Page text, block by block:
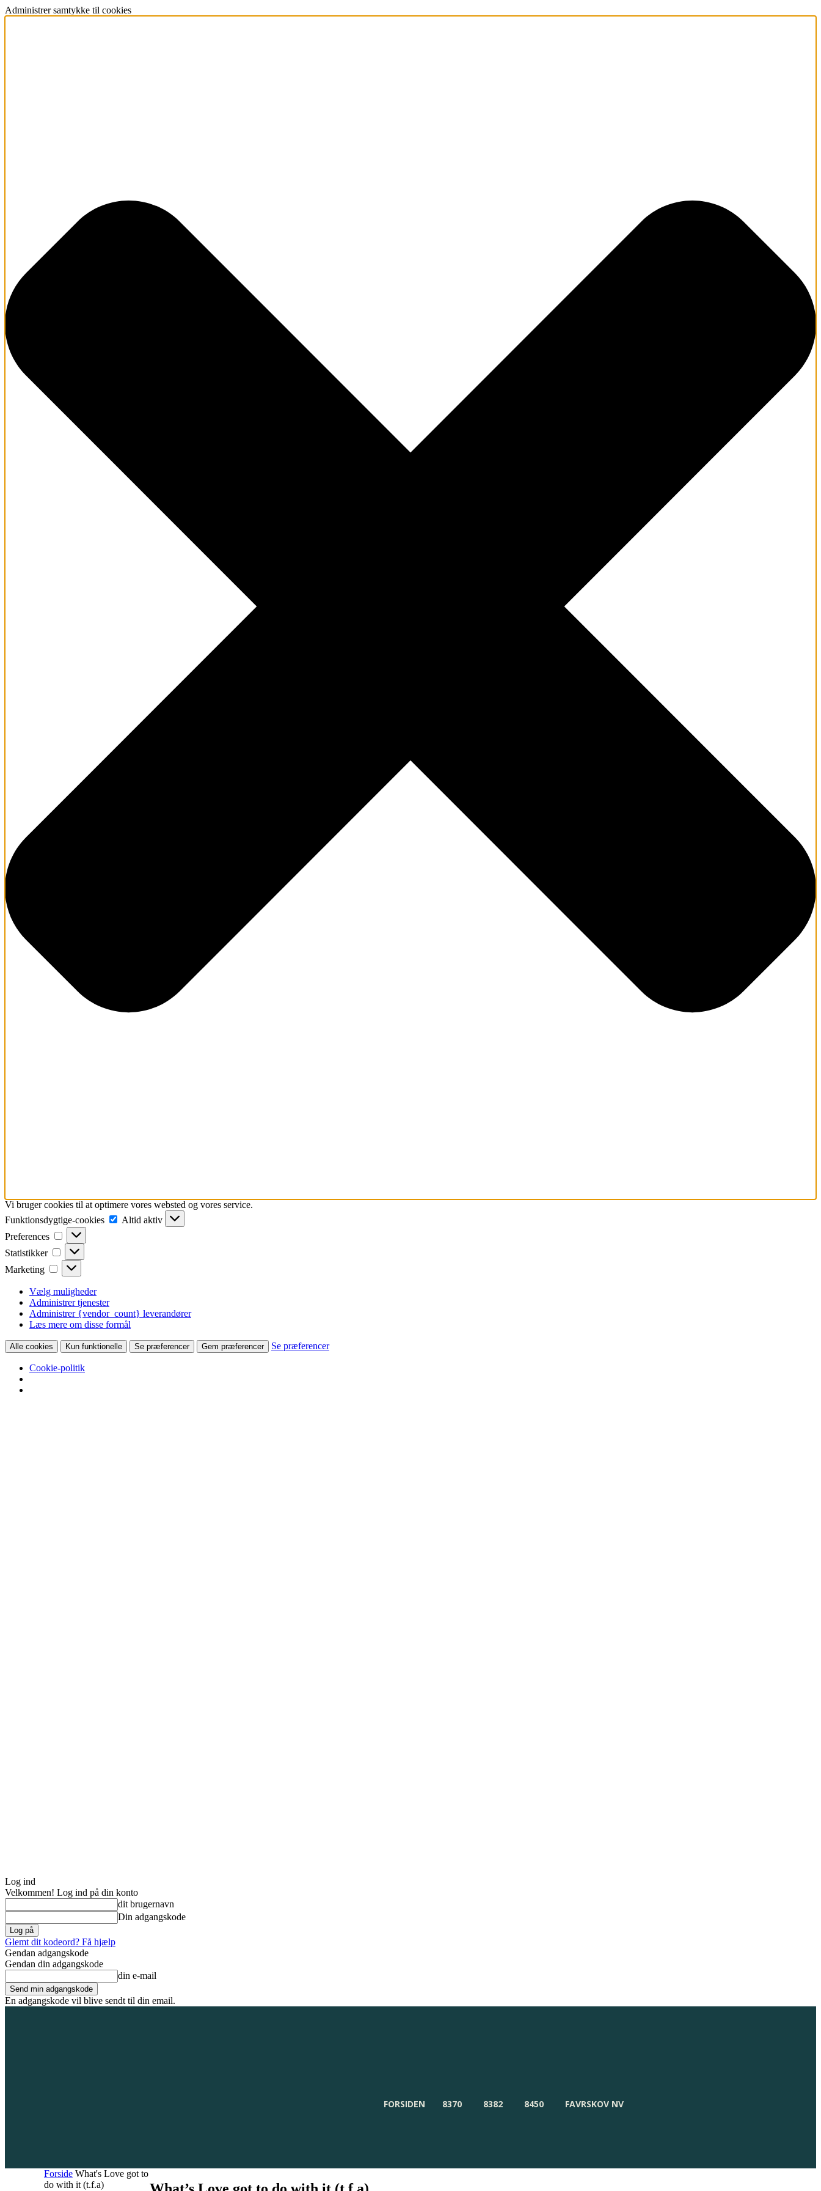
Administrer samtykke til cookies
Vi bruger cookies til at optimere vores websted og vores service.
Funktionsdygtige-cookies
Funktionsdygtige-
cookies
Altid aktiv
Preferences
Preferences
Statistikker Statistikker
Marketing Marketing
Vælg muligheder
Administrer tjenester
Administrer {vendor_count} leverandører
Læs mere om disse formål
Alle cookies Kun funktionelle Se præferencer Gem præferencer Se præferencer
Cookie-politik
Log ind
Velkommen! Log ind på din konto
dit brugernavn
Din adgangskode
Glemt dit kodeord? Få hjælp
Gendan adgangskode
Gendan din adgangskode
din e-mail
En adgangskode vil blive sendt til din email.
FORSIDEN 8370 8382 8450 FAVRSKOV NV
Forside What's Love got to
do with it (t.f.a)